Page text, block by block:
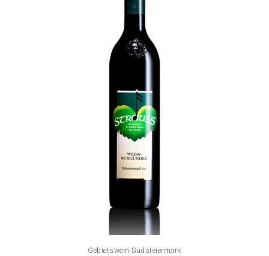
Gebietswein Südsteiermark